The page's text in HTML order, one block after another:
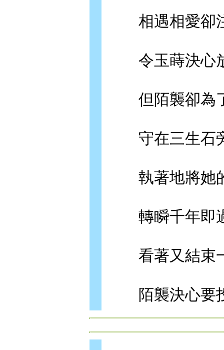
相遇相愛卻注
令玉蒔決心
但陌襲卻為了
守在三生石旁
執著地將她
轉瞬千年即
看著又結束
陌襲決心要投